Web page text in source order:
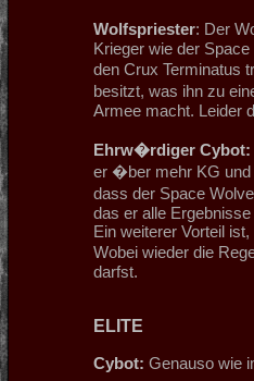
Wolfspriester: Der
Krieger wie der
den Crux Terminatus
besitzt, was ihn zu
Armee macht. Leider
Ehrw�rdiger Cybot:
er �ber mehr KG
dass der Space
das er alle
Ein weiterer Vorteil
Wobei wieder die
darfst.
ELITE
Cybot: Genauso wie